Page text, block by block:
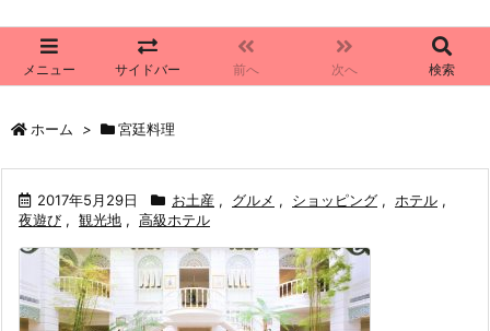
メニュー サイドバー 前へ 次へ 検索
ホーム > 宮廷料理
2017年5月29日 お土産 , グルメ , ショッピング , ホテル ,
夜遊び , 観光地 , 高級ホテル